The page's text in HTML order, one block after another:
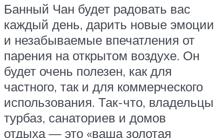
Банный Чан будет радовать вас
каждый день, дарить новые эмоции
и незабываемые впечатления от
парения на открытом воздухе. Он
будет очень полезен, как для
частного, так и для коммерческого
использования. Так-что, владельцы
турбаз, санаториев и домов
отдыха — это «ваша золотая